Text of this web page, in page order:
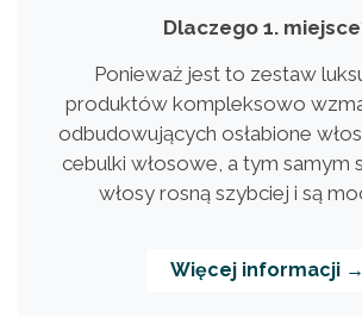
Dlaczego 1.
Ponieważ jest to zestaw
produktów kompleksowo
odbudowujących osłabione
cebulki włosowe, a tym samym
włosy rosną szybciej i są
Więcej informacji →